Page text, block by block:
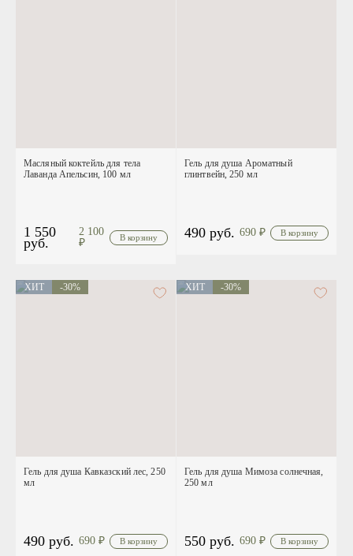
Масляный коктейль для тела
Лаванда Апельсин, 100 мл
1 550
руб.
2 100
₽
Гель для душа Ароматный
глинтвейн, 250 мл
490 руб. 690 ₽
ХИТ -30%
Гель для душа Кавказский лес, 250
мл
490 руб. 690 ₽
ХИТ -30%
Гель для душа Мимоза солнечная,
250 мл
550 руб. 690 ₽